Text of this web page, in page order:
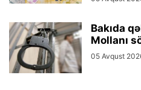
Bakıda
Mollanı
05 Avqust